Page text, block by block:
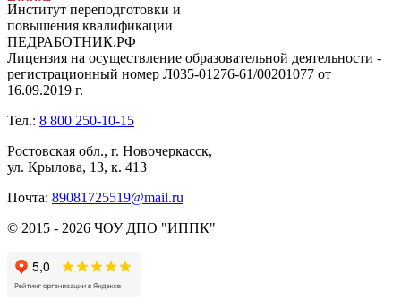
Институт переподготовки и
повышения квалификации
ПЕДРАБОТНИК.РФ
Лицензия на осуществление образовательной деятельности -
регистрационный номер Л035-01276-61/00201077 от
16.09.2019 г.
Тел.: 8 800 250-10-15
Ростовская обл., г. Новочеркасск,
ул. Крылова, 13, к. 413
Почта: 89081725519@mail.ru
© 2015 - 2026 ЧОУ ДПО "ИППК"